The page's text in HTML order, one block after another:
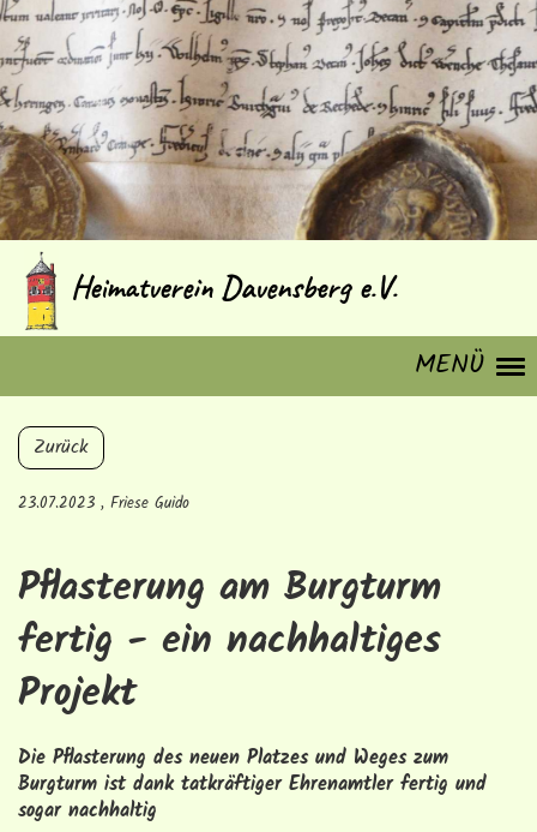
Heimatverein Davensberg e.V.
MENÜ
Zurück
23.07.2023 , Friese Guido
Pflasterung am Burgturm
fertig - ein nachhaltiges
Projekt
Die Pflasterung des neuen Platzes und Weges zum
Burgturm ist dank tatkräftiger Ehrenamtler fertig und
sogar nachhaltig